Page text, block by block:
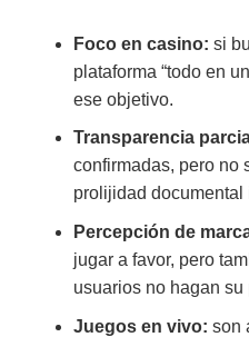
Foco en casino: si
plataforma “todo en
ese objetivo.
Transparencia
confirmadas, pero no
prolijidad documental
Percepción de
jugar a favor, pero
usuarios no hagan
Juegos en vivo: son